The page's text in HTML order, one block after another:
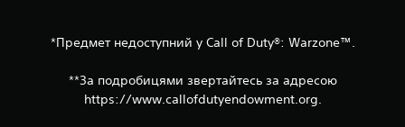
*Предмет недоступний у Call of Duty®: Warzone™.
**За подробицями звертайтесь за адресою
https://www.callofdutyendowment.org.